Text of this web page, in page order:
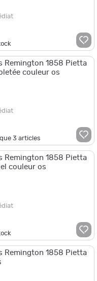
Remington 1858 Pietta
couleur os
que3 articles
Remington 1858 Pietta
couleur os
Remington 1858 Pietta